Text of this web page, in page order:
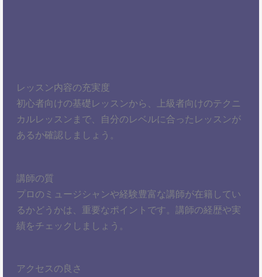
レッスン内容の充実度
初心者向けの基礎レッスンから、上級者向けのテクニ
カルレッスンまで、自分のレベルに合ったレッスンが
あるか確認しましょう。
講師の質
プロのミュージシャンや経験豊富な講師が在籍してい
るかどうかは、重要なポイントです。講師の経歴や実
績をチェックしましょう。
アクセスの良さ